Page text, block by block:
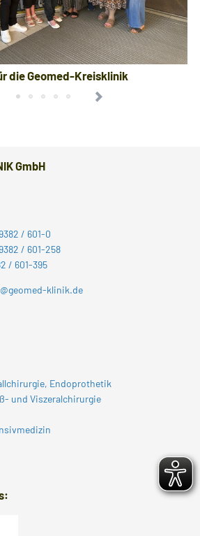
die Geomed-Kreisklinik
GmbH
/ 601-0
/ 601-258
/ 601-395
klinik.de
Endoprothetik
und Viszeralchirurgie